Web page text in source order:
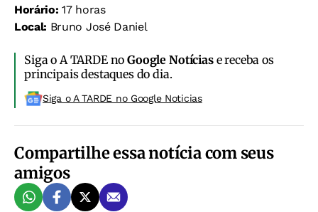
Horário: 17 horas
Local: Bruno José Daniel
Siga o A TARDE noGoogle Notíciase receba os
principais destaques do dia.
Siga o A TARDE no Google Noticias
Compartilhe essa notícia com seus
amigos